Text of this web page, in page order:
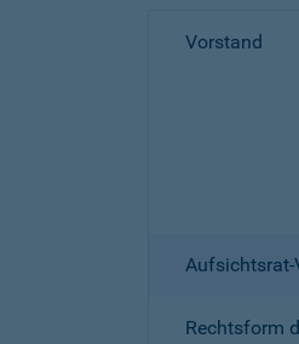
Vorstand
Aufsichtsrat-
Rechtsform